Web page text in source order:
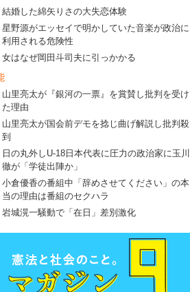
結婚した綿矢りさの大失恋体験
星野源がエッセイで明かしていた音楽が政治に
利用される危険性
女はなぜ岡田斗司夫に引っかかる
山里亮太が『銀河の一票』を賞賛し批判を受け
た理由
山里亮太が国会前デモを捻じ曲げ解説し批判殺
到
日の丸外しU-18日本代表に圧力の政治家に玉川
徹が「学徒出陣か」
小倉優香の番組中「辞めさせてください」の本
当の理由は番組のセクハラ
岩城滉一騒動で「在日」差別激化